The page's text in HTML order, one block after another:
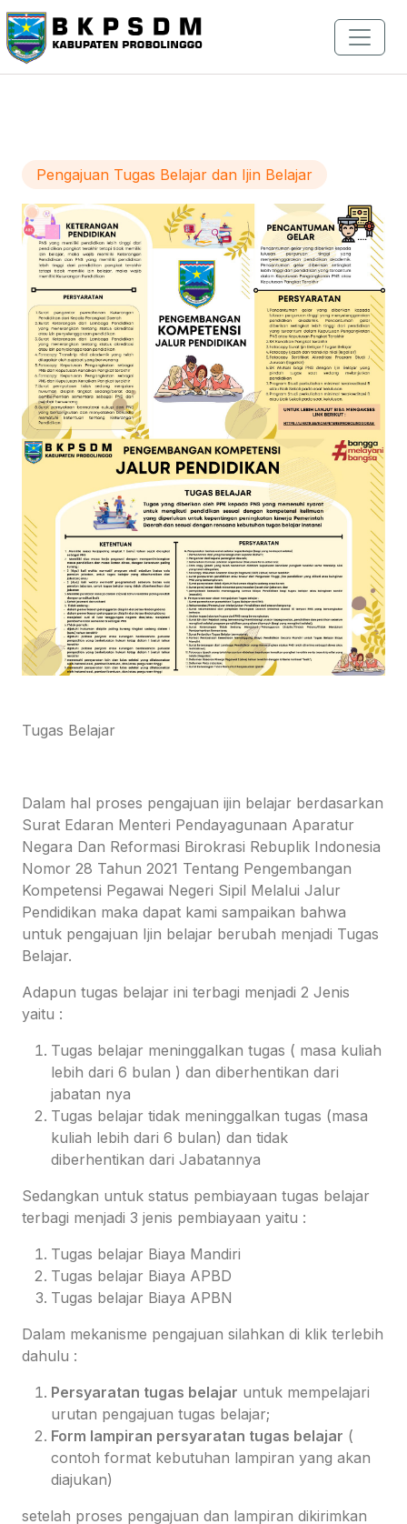
Pengajuan Tugas Belajar dan Ijin Belajar
Tugas Belajar
Dalam hal proses pengajuan ijin belajar berdasarkan
Surat Edaran Menteri Pendayagunaan Aparatur
Negara Dan Reformasi Birokrasi Rebuplik Indonesia
Nomor 28 Tahun 2021 Tentang Pengembangan
Kompetensi Pegawai Negeri Sipil Melalui Jalur
Pendidikan maka dapat kami sampaikan bahwa
untuk pengajuan Ijin belajar berubah menjadi Tugas
Belajar.
Adapun tugas belajar ini terbagi menjadi 2 Jenis
yaitu :
Tugas belajar meninggalkan tugas ( masa kuliah
lebih dari 6 bulan ) dan diberhentikan dari
jabatan nya
Tugas belajar tidak meninggalkan tugas (masa
kuliah lebih dari 6 bulan) dan tidak
diberhentikan dari Jabatannya
Sedangkan untuk status pembiayaan tugas belajar
terbagi menjadi 3 jenis pembiayaan yaitu :
Tugas belajar Biaya Mandiri
Tugas belajar Biaya APBD
Tugas belajar Biaya APBN
Dalam mekanisme pengajuan silahkan di klik terlebih
dahulu :
Persyaratan tugas belajar untuk mempelajari
urutan pengajuan tugas belajar;
Form lampiran persyaratan tugas belajar (
contoh format kebutuhan lampiran yang akan
diajukan)
setelah proses pengajuan dan lampiran dikirimkan